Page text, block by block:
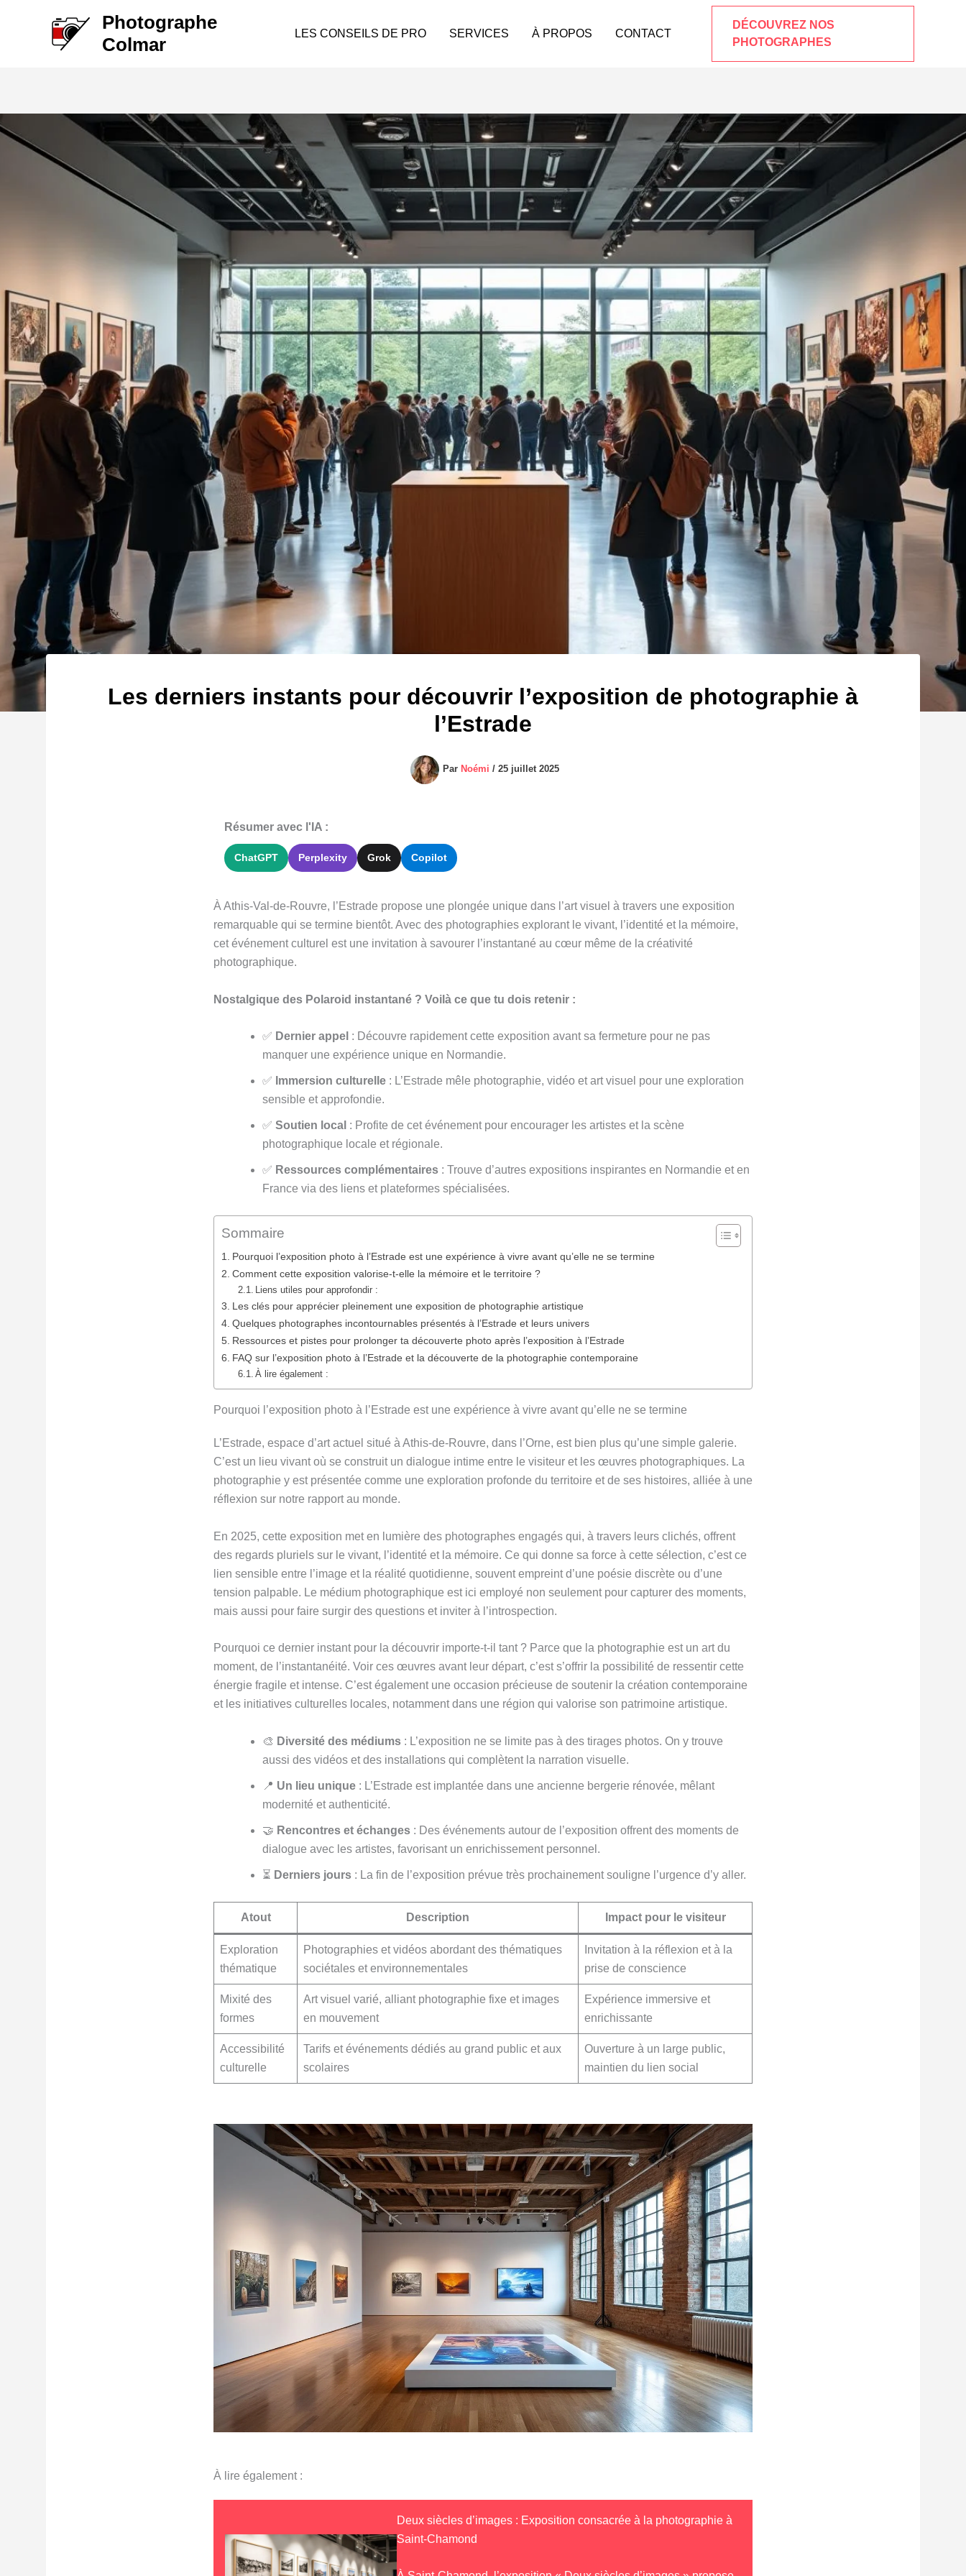
Photographe
Colmar
LES CONSEILS DE PRO SERVICES À PROPOS CONTACT
DÉCOUVREZ NOS
PHOTOGRAPHES
Les derniers instants pour découvrir l’exposition de photographie à
l’Estrade
Par Noémi / 25 juillet 2025
Résumer avec l'IA :
ChatGPT Perplexity Grok Copilot
À Athis-Val-de-Rouvre, l’Estrade propose une plongée unique dans l’art visuel à travers une exposition
remarquable qui se termine bientôt. Avec des photographies explorant le vivant, l’identité et la mémoire,
cet événement culturel est une invitation à savourer l’instantané au cœur même de la créativité
photographique.
Nostalgique des Polaroid instantané ? Voilà ce que tu dois retenir :
✅ Dernier appel : Découvre rapidement cette exposition avant sa fermeture pour ne pas
manquer une expérience unique en Normandie.
✅ Immersion culturelle : L’Estrade mêle photographie, vidéo et art visuel pour une exploration
sensible et approfondie.
✅ Soutien local : Profite de cet événement pour encourager les artistes et la scène
photographique locale et régionale.
✅ Ressources complémentaires : Trouve d’autres expositions inspirantes en Normandie et en
France via des liens et plateformes spécialisées.
Sommaire
Pourquoi l’exposition photo à l’Estrade est une expérience à vivre avant qu’elle ne se termine
Comment cette exposition valorise-t-elle la mémoire et le territoire ?
Liens utiles pour approfondir :
Les clés pour apprécier pleinement une exposition de photographie artistique
Quelques photographes incontournables présentés à l’Estrade et leurs univers
Ressources et pistes pour prolonger ta découverte photo après l’exposition à l’Estrade
FAQ sur l’exposition photo à l’Estrade et la découverte de la photographie contemporaine
À lire également :
Pourquoi l’exposition photo à l’Estrade est une expérience à vivre avant qu’elle ne se termine
L’Estrade, espace d’art actuel situé à Athis-de-Rouvre, dans l’Orne, est bien plus qu’une simple galerie.
C’est un lieu vivant où se construit un dialogue intime entre le visiteur et les œuvres photographiques. La
photographie y est présentée comme une exploration profonde du territoire et de ses histoires, alliée à une
réflexion sur notre rapport au monde.
En 2025, cette exposition met en lumière des photographes engagés qui, à travers leurs clichés, offrent
des regards pluriels sur le vivant, l’identité et la mémoire. Ce qui donne sa force à cette sélection, c’est ce
lien sensible entre l’image et la réalité quotidienne, souvent empreint d’une poésie discrète ou d’une
tension palpable. Le médium photographique est ici employé non seulement pour capturer des moments,
mais aussi pour faire surgir des questions et inviter à l’introspection.
Pourquoi ce dernier instant pour la découvrir importe-t-il tant ? Parce que la photographie est un art du
moment, de l’instantanéité. Voir ces œuvres avant leur départ, c’est s’offrir la possibilité de ressentir cette
énergie fragile et intense. C’est également une occasion précieuse de soutenir la création contemporaine
et les initiatives culturelles locales, notamment dans une région qui valorise son patrimoine artistique.
🎨 Diversité des médiums : L’exposition ne se limite pas à des tirages photos. On y trouve
aussi des vidéos et des installations qui complètent la narration visuelle.
📍 Un lieu unique : L’Estrade est implantée dans une ancienne bergerie rénovée, mêlant
modernité et authenticité.
🤝 Rencontres et échanges : Des événements autour de l’exposition offrent des moments de
dialogue avec les artistes, favorisant un enrichissement personnel.
⏳ Derniers jours : La fin de l’exposition prévue très prochainement souligne l’urgence d’y aller.
Atout Description Impact pour le visiteur
Exploration
thématique
Photographies et vidéos abordant des thématiques
sociétales et environnementales
Invitation à la réflexion et à la
prise de conscience
Mixité des
formes
Art visuel varié, alliant photographie fixe et images
en mouvement
Expérience immersive et
enrichissante
Accessibilité
culturelle
Tarifs et événements dédiés au grand public et aux
scolaires
Ouverture à un large public,
maintien du lien social
À lire également :
Deux siècles d’images : Exposition consacrée à la photographie à
Saint-Chamond